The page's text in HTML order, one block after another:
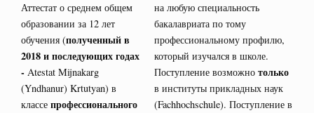
Аттестат о среднем общем
образовании за 12 лет
обучения (полученный в
2018 и последующих годах
- Atestat Mijnakarg
(Yndhanur) Krtutyan) в
классе профессионального
на любую специальность
бакалавриата по тому
профессиональному профилю,
который изучался в школе.
Поступление возможно только
в институты прикладных наук
(Fachhochschule). Поступление в